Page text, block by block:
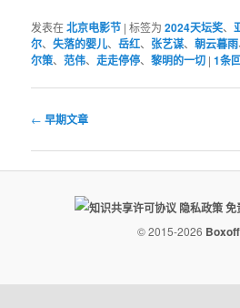
发表在北京电影节 |标签为 2024天坛奖、
尔、失落的婴儿、岳红、 张艺谋、朝云暮雨
尔策、范伟、走走停停、黎明的一切 |1条
文
导
航
← 早期文章
隐私政策免
© 2015-2026